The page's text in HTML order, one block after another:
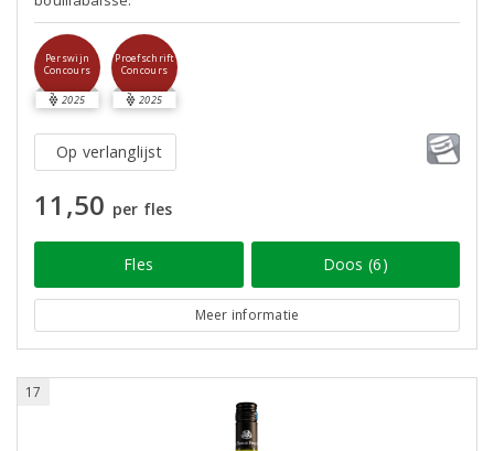
Perswijn
Concours
2025
Proefschrift
Concours
2025
Op verlanglijst
11,50 per fles
Fles Doos (6)
Meer informatie
17